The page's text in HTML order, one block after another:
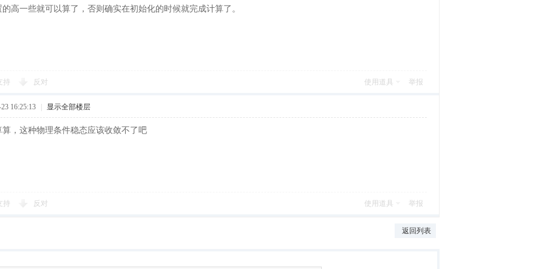
高一些就可以算了，否则确实在初始化的时候就完成计算了。
持 反对 使用道具 举报
16:25:13 显示全部楼层
，这种物理条件稳态应该收敛不了吧
持 反对 使用道具 举报
返回列表